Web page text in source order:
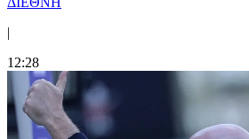
|
12:28